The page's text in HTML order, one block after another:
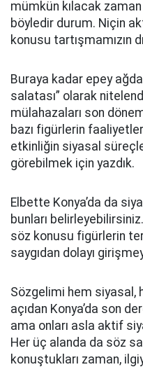
mümkün kılacak zaman
böyledir durum. Niçin
konusu tartışmamızın
Buraya kadar epey
salatası” olarak
mülahazaları son
bazı figürlerin
etkinliğin siyasal
görebilmek için yazdık.
Elbette Konya’da da
bunları
söz konusu figürlerin
saygıdan dolayı
Sözgelimi hem siyasal,
açıdan Konya’da son
ama onları asla aktif
Her üç alanda da söz
konuştukları zaman,